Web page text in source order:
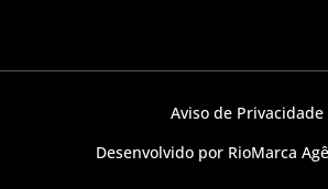
Aviso de Privacidade
Desenvolvido por RioMarca